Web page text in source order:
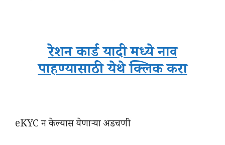
रेशन कार्ड यादी मध्ये नाव
पाहण्यासाठी येथे क्लिक करा
eKYC न केल्यास येणाऱ्या अडचणी